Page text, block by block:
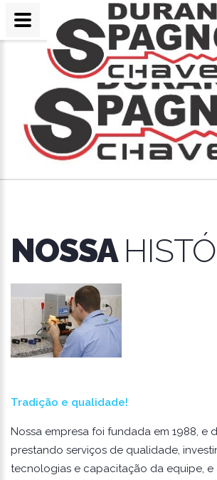
NOSSA
Tradição e qualidade!
Nossa empresa foi fundada em 1988, e
prestando serviços de qualidade,
tecnologias e capacitação da equipe, e